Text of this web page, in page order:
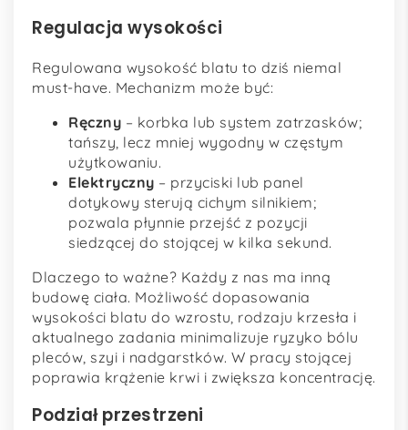
Regulacja wysokości
Regulowana wysokość blatu to dziś niemal
must-have. Mechanizm może być:
Ręczny – korbka lub system zatrzasków;
tańszy, lecz mniej wygodny w częstym
użytkowaniu.
Elektryczny – przyciski lub panel
dotykowy sterują cichym silnikiem;
pozwala płynnie przejść z pozycji
siedzącej do stojącej w kilka sekund.
Dlaczego to ważne? Każdy z nas ma inną
budowę ciała. Możliwość dopasowania
wysokości blatu do wzrostu, rodzaju krzesła i
aktualnego zadania minimalizuje ryzyko bólu
pleców, szyi i nadgarstków. W pracy stojącej
poprawia krążenie krwi i zwiększa koncentrację.
Podział przestrzeni